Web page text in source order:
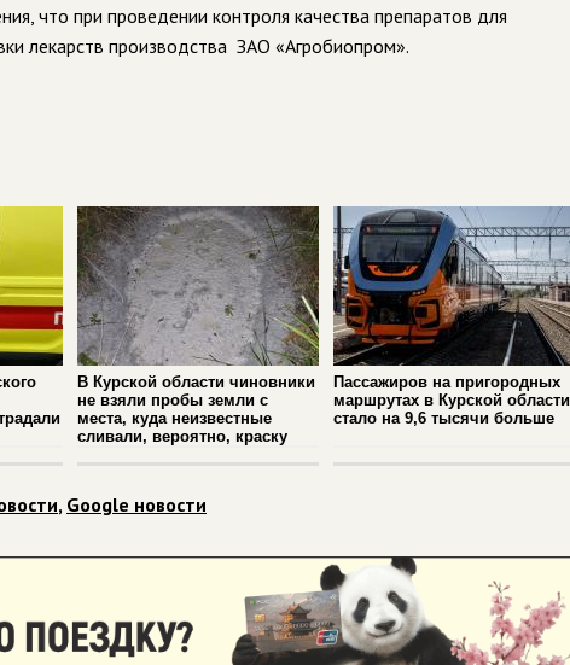
что при проведении контроля качества препаратов для
лекарств производства ЗАО «Агробиопром».
В Курской области чиновники
не взяли пробы земли с
места, куда неизвестные
сливали, вероятно, краску
Пассажиров на пригородных
маршрутах в Курской области
стало на 9,6 тысячи больше
, Google новости